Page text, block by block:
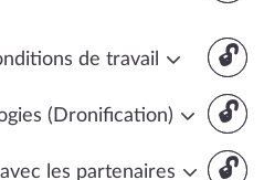
🔓
de travail
🔓
(Dronification)
🔓
les partenaires